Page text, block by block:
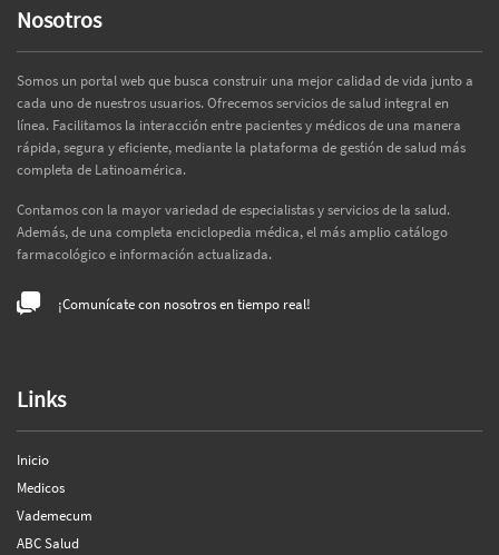
Nosotros
Somos un portal web que busca construir una mejor calidad de vida junto a
cada uno de nuestros usuarios. Ofrecemos servicios de salud integral en
línea. Facilitamos la interacción entre pacientes y médicos de una manera
rápida, segura y eficiente, mediante la plataforma de gestión de salud más
completa de Latinoamérica.
Contamos con la mayor variedad de especialistas y servicios de la salud.
Además, de una completa enciclopedia médica, el más amplio catálogo
farmacológico e información actualizada.
¡Comunícate con nosotros en tiempo real!
Links
Inicio
Medicos
Vademecum
ABC Salud